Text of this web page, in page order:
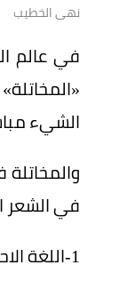
نهى الخطيب
في عالم
الشيء
في الشعر
1-اللغة الاحتمالية: باستخدام مفردات تحتمل أكثر من تأويل.